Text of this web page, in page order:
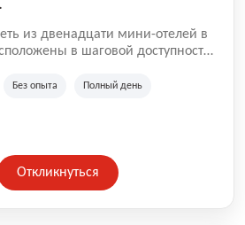
из двенадцати мини-отелей в
в шаговой доступности
Ботанический сад,
Профсоюзная и
Без опыта Полный день
Откликнуться